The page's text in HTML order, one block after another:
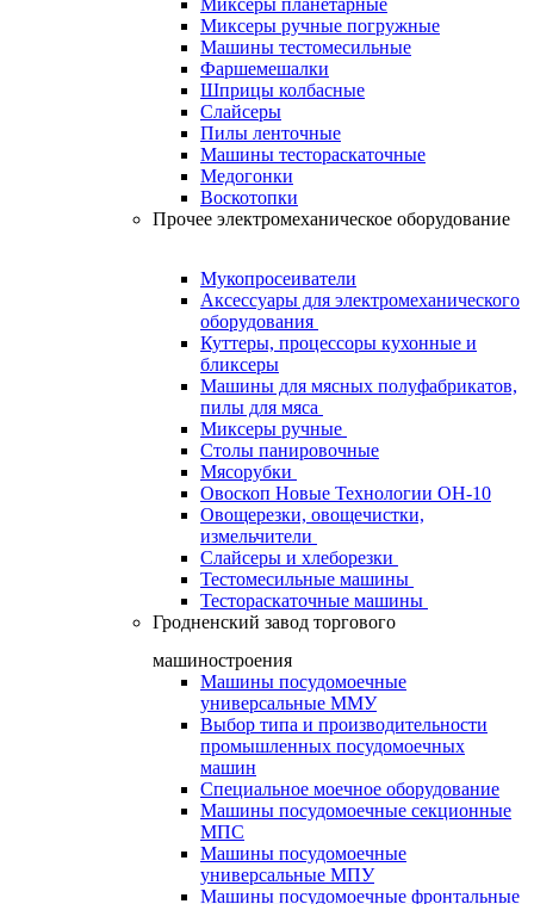
Миксеры планетарные
Миксеры ручные погружные
Машины тестомесильные
Фаршемешалки
Шприцы колбасные
Слайсеры
Пилы ленточные
Машины тестораскаточные
Медогонки
Воскотопки
Прочее электромеханическое оборудование
Мукопросеиватели
Аксессуары для электромеханического
оборудования
Куттеры, процессоры кухонные и
бликсеры
Машины для мясных полуфабрикатов,
пилы для мяса
Миксеры ручные
Столы панировочные
Мясорубки
Овоскоп Новые Технологии ОН-10
Овощерезки, овощечистки,
измельчители
Слайсеры и хлеборезки
Тестомесильные машины
Тестораскаточные машины
Гродненский завод торгового
машиностроения
Машины посудомоечные
универсальные ММУ
Выбор типа и производительности
промышленных посудомоечных
машин
Специальное моечное оборудование
Машины посудомоечные секционные
МПС
Машины посудомоечные
универсальные МПУ
Машины посудомоечные фронтальные